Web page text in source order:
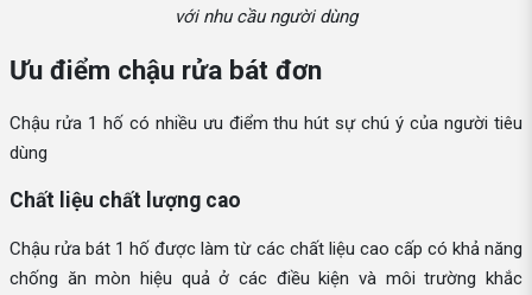
với nhu cầu người dùng
Ưu điểm chậu rửa bát đơn
Chậu rửa 1 hố có nhiều ưu điểm thu hút sự chú ý của người tiêu
dùng
Chất liệu chất lượng cao
Chậu rửa bát 1 hố được làm từ các chất liệu cao cấp có khả năng
chống ăn mòn hiệu quả ở các điều kiện và môi trường khắc